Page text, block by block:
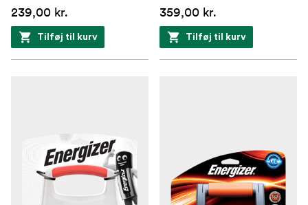
239,00 kr.
Tilføj til kurv
359,00 kr.
Tilføj til kurv